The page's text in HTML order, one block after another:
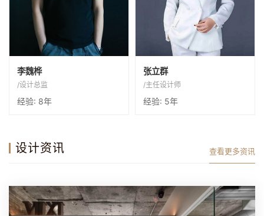
将设计融入生活，让生活充满
李魏桦
/设计总监
经验: 8年
一切设计由概念出发，围绕功
能进行细节设计
张立群
/主任设计师
经验: 5年
设计资讯 查看更多资讯